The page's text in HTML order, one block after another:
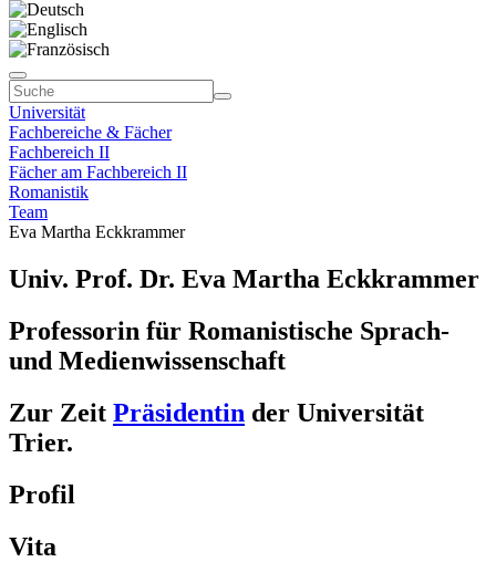
Universität
Fachbereiche & Fächer
Fachbereich II
Fächer am Fachbereich II
Romanistik
Team
Eva Martha Eckkrammer
Univ. Prof. Dr. Eva Martha Eckkrammer
Professorin für Romanistische Sprach-
und Medienwissenschaft
Zur Zeit Präsidentin der Universität
Trier.
Profil
Vita